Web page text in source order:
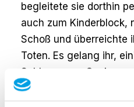
begleitete sie dorthin
auch zum Kinderblock,
Schoß und überreichte
Toten. Es gelang ihr,
Schlange zur
es musikalisch wurde.
die Bildung eines